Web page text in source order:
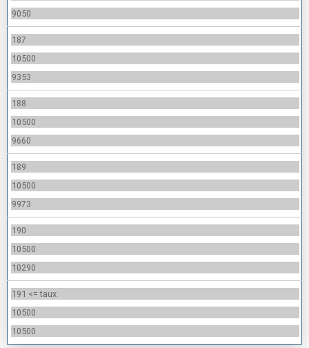
9050
187
10500
9353
188
10500
9660
189
10500
9973
190
10500
10290
191 <= taux
10500
10500